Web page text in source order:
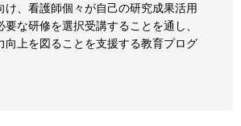
け、看護師個々が自己の研究成果活用
な研修を選択受講することを通し、
向上を図ることを支援する教育プログ